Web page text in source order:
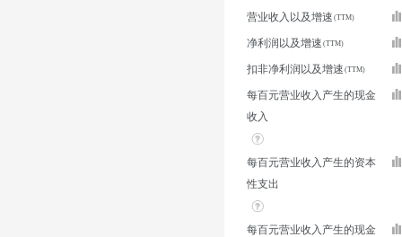
营业收入以及增速
净利润以及增速
扣非净利润以及增速
每百元营业收入产生的现金
收入
每百元营业收入产生的资本
性支出
每百元营业收入产生的现金